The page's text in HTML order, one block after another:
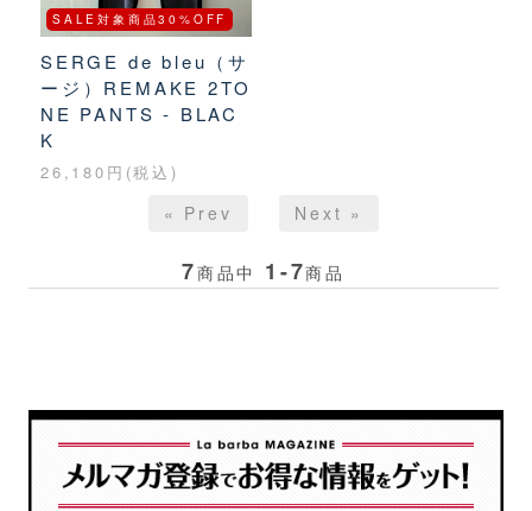
SALE対象商品30%OFF
SERGE de bleu（サ
ージ）REMAKE 2TO
NE PANTS - BLAC
K
26,180円(税込)
« Prev Next »
7商品中 1-7商品